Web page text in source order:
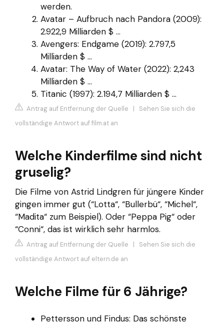
werden.
Avatar – Aufbruch nach Pandora (2009):
2.922,9 Milliarden $ ...
Avengers: Endgame (2019): 2.797,5
Milliarden $ ...
Avatar: The Way of Water (2022): 2,243
Milliarden $ ...
Titanic (1997): 2.194,7 Milliarden $ ...
Antrag auf Entfernung der Quelle | Sehen Sie sich die
vollständige Antwort auf film.at an
Welche Kinderfilme sind nicht
gruselig?
Die Filme von Astrid Lindgren für jüngere Kinder
gingen immer gut (“Lotta“, “Bullerbü“, “Michel“,
“Madita“ zum Beispiel). Oder “Peppa Pig“ oder
“Conni“, das ist wirklich sehr harmlos.
Antrag auf Entfernung der Quelle | Sehen Sie sich die
vollständige Antwort auf eltern.de an
Welche Filme für 6 Jährige?
Pettersson und Findus: Das schönste